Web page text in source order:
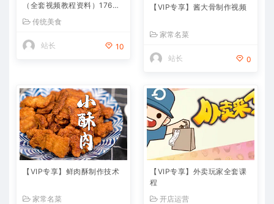
（全套视频教程资料）176种
配方美食，2023餐饮商用配
方
传统美食
站长 10
【VIP专享】酱大骨制作视频
家常名菜
站长 0
【VIP专享】鲜肉酥制作技术
家常名菜
【VIP专享】外卖玩家全套课
程
开店运营